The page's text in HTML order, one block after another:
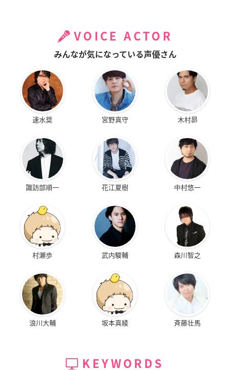
VOICE ACTOR
みんなが気になっている声優さん
速水奨 宮野真守 木村昴
諏訪部順一 花江夏樹 中村悠一
村瀬歩 武内駿輔 森川智之
浪川大輔 坂本真綾 斉藤壮馬
KEYWORDS